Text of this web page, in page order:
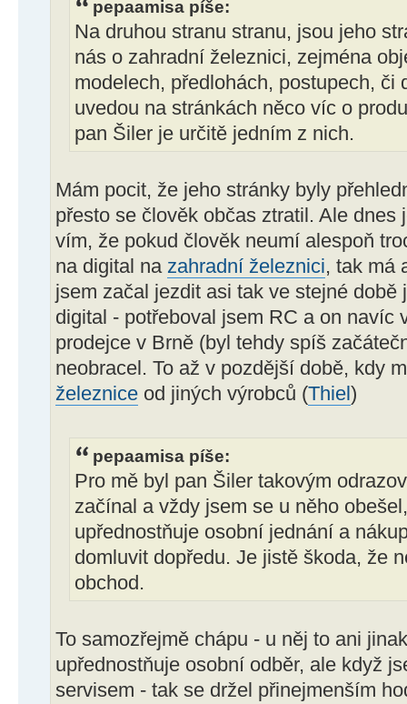
pepaamisa píše:
Na druhou stranu stranu, jsou jeho
nás o zahradní železnici, zejména
modelech, předlohách, postupech, či
uvedou na stránkách něco víc o
pan Šiler je určitě jedním z nich.
Mám pocit, že jeho stránky byly
přesto se člověk občas ztratil. Ale dnes
vím, že pokud člověk neumí alespoň
na digital na zahradní železnici, tak má
jsem začal jezdit asi tak ve stejné době
digital - potřeboval jsem RC a on navíc
prodejce v Brně (byl tehdy spíš
neobracel. To až v pozdější době, kdy
železnice od jiných výrobců (Thiel )
pepaamisa píše:
Pro mě byl pan Šiler takovým
začínal a vždy jsem se u něho
upřednostňuje osobní jednání a
domluvit dopředu. Je jistě škoda, že
obchod.
To samozřejmě chápu - u něj to ani
upřednostňuje osobní odběr, ale když
servisem - tak se držel přinejmenším